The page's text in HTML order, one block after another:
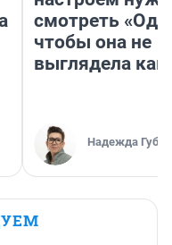
смотреть
чтобы она не
выглядела как
Надежда